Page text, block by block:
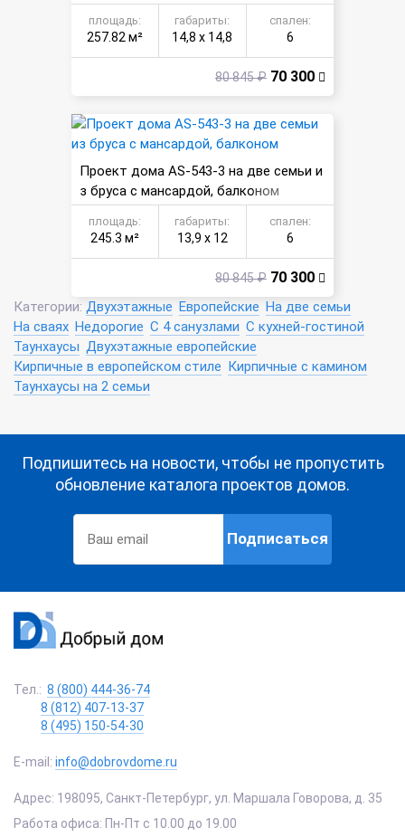
площадь:
257.82 м²
габариты:
14,8 х 14,8
спален:
6
80 845 ₽ 70 300
Проект дома AS-543-3 на две семьи и
з бруса с мансардой, балконом
площадь:
245.3 м²
габариты:
13,9 х 12
спален:
6
80 845 ₽ 70 300
Категории: Двухэтажные Европейские На две семьи
На сваях Недорогие С 4 санузлами С кухней-гостиной
Таунхаусы Двухэтажные европейские
Кирпичные в европейском стиле Кирпичные с камином
Таунхаусы на 2 семьи
Подпишитесь на новости, чтобы не пропустить
обновление каталога проектов домов.
Подписаться
Тел.: 8 (800) 444-36-74
8 (812) 407-13-37
8 (495) 150-54-30
E-mail: info@dobrovdome.ru
Адрес: 198095, Санкт-Петербург, ул. Маршала Говорова, д. 35
Работа офиса: Пн-Пт с 10.00 до 19.00